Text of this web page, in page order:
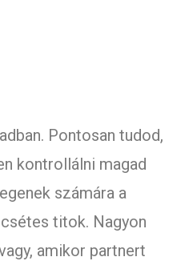
Pontosan tudod,
kontrollálni magad
számára a
titok. Nagyon
amikor partnert